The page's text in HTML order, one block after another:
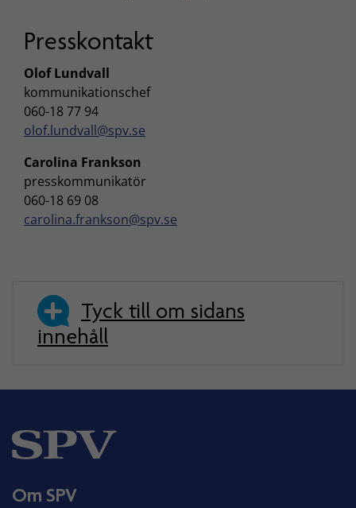
Presskontakt
Olof Lundvall
kommunikationschef
060-18 77 94
olof.lundvall@spv.se
Carolina Frankson
presskommunikatör
060-18 69 08
carolina.frankson@spv.se
Tyck till om sidans
innehåll
Om SPV